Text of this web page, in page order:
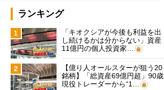
ランキング
1
「キオクシアが今後も利益を出
し続けるかは分からない」資産
11億円の個人投資家…
2
【億り人オールスターが狙う20
銘柄】「総資産69億円超」90歳
現役トレーダーから“1…